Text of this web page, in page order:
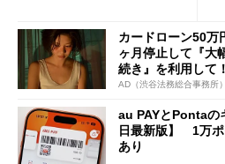
カードローン50万
ヶ月停止して『大
続き』を利用して！
AD（渋谷法務総合事務所）
au PAYとPontaの
日最新版】 1万ポ
あり